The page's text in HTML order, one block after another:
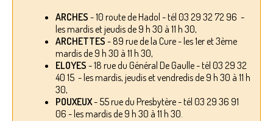
ARCHES - 10 route de Hadol - tél 03 29 32 72 96 -
les mardis et jeudis de 9 h 30 à 11 h 30,
ARCHETTES - 89 rue de la Cure - les 1er et 3ème
mardis de 9 h 30 à 11 h 30,
ELOYES - 18 rue du Général De Gaulle - tél 03 29 32
40 15 - les mardis, jeudis et vendredis de 9 h 30 à 11 h
30,
POUXEUX- 55 rue du Presbytère - tél 03 29 36 91
06 - les mardis de 9 h 30 à 11 h 30.